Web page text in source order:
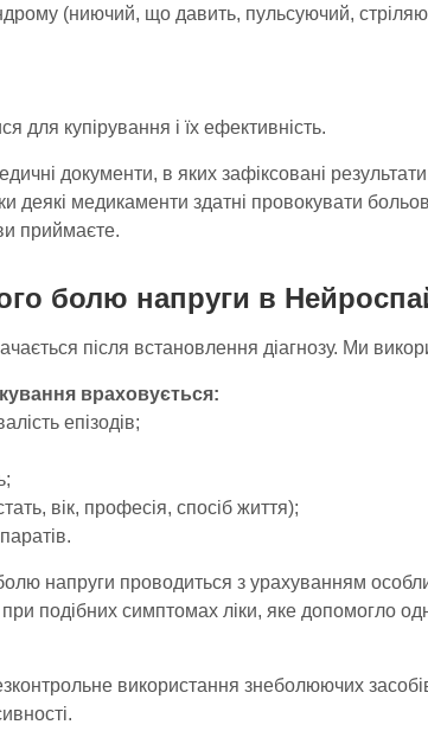
(ниючий, що давить, пульсуючий,
для купірування і їх ефективність.
документи, в яких зафіксовані
деякі медикаменти здатні провокувати
приймаєте.
болю напруги в
після встановлення діагнозу. Ми
враховується:
епізодів;
вік, професія, спосіб життя);
напруги проводиться з урахуванням
при подібних симптомах ліки, яке допомогло
використання знеболюючих